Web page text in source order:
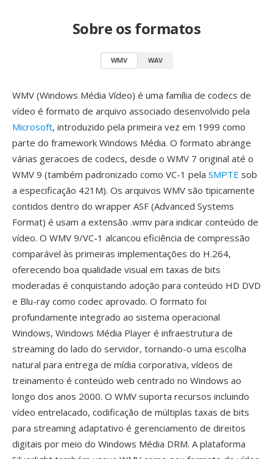
Sobre os formatos
WMV WAV
WMV (Windows Média Vídeo) é uma família de codecs de
vídeo é formato de arquivo associado desenvolvido pela
Microsoft, introduzido pela primeira vez em 1999 como
parte do framework Windows Média. O formato abrange
várias geracoes de codecs, desde o WMV 7 original até o
WMV 9 (também padronizado como VC-1 pela SMPTE sob
a especificação 421M). Os arquivos WMV são tipicamente
contidos dentro do wrapper ASF (Advanced Systems
Format) é usam a extensão .wmv para indicar conteúdo de
vídeo. O WMV 9/VC-1 alcancou eficiência de compressão
comparável às primeiras implementações do H.264,
oferecendo boa qualidade visual em taxas de bits
moderadas é conquistando adoção para conteúdo HD DVD
e Blu-ray como codec aprovado. O formato foi
profundamente integrado ao sistema operacional
Windows, Windows Média Player é infraestrutura de
streaming do lado do servidor, tornando-o uma escolha
natural para entrega de mídia corporativa, vídeos de
treinamento é conteúdo web centrado no Windows ao
longo dos anos 2000. O WMV suporta recursos incluindo
vídeo entrelacado, codificação de múltiplas taxas de bits
para streaming adaptativo é gerenciamento de direitos
digitais por meio do Windows Média DRM. A plataforma